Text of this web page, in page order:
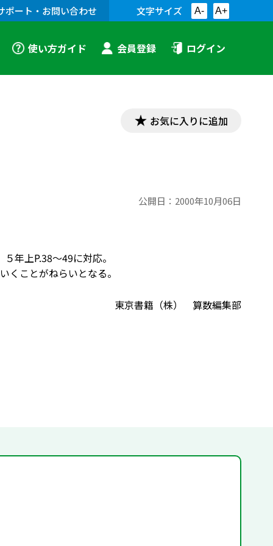
ポート・お問い合わせ 文字サイズ A- A+
使い方ガイド 会員登録 ログイン
お気に入りに追加
公開日： 2000年10月06日
年上P.38～49に対応。
ことがねらいとなる。
東京書籍（株） 算数編集部